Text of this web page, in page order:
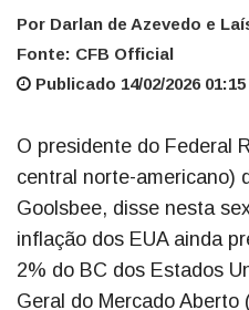
Por Darlan de Azevedo e
Fonte: CFB Official
Publicado 14/02/2026 01:15
O presidente do Federal
central norte-americano)
Goolsbee, disse nesta
inflação dos EUA ainda
2% do BC dos Estados
Geral do Mercado Aberto